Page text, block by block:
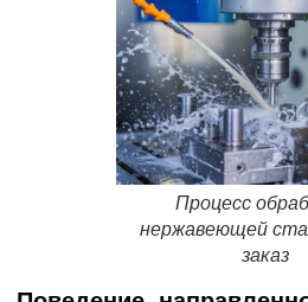
Процесс
нержавеющей
заказ